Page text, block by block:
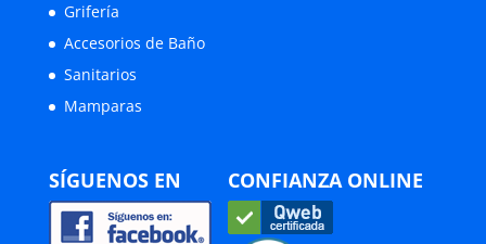
Grifería
Accesorios de Baño
Sanitarios
Mamparas
SÍGUENOS EN CONFIANZA ONLINE